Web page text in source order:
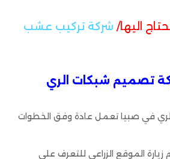
اليها/ شركة تركيب عشب
تصميم شبكات الري
في صبيا تعمل عادة وفق الخطوات
الموقع الزراعي للتعرف على